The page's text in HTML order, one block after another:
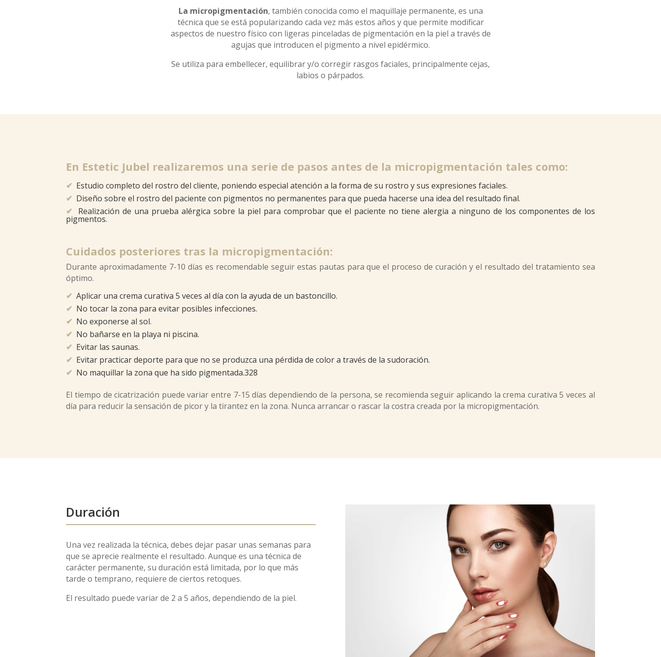
La micropigmentación, también conocida como el maquillaje permanente, es una
técnica que se está popularizando cada vez más estos años y que permite modificar
aspectos de nuestro físico con ligeras pinceladas de pigmentación en la piel a través de
agujas que introducen el pigmento a nivel epidérmico.
Se utiliza para embellecer, equilibrar y/o corregir rasgos faciales, principalmente cejas,
labios o párpados.
En Estetic Jubel realizaremos una serie de pasos antes de la micropigmentación tales como:
✔ Estudio completo del rostro del cliente, poniendo especial atención a la forma de su rostro y sus expresiones faciales.
✔ Diseño sobre el rostro del paciente con pigmentos no permanentes para que pueda hacerse una idea del resultado final.
✔
Realización de una prueba alérgica sobre la piel para comprobar que el paciente no tiene alergia a ninguno de los componentes de los
pigmentos.
Cuidados posteriores tras la micropigmentación:
Durante aproximadamente 7-10 días es recomendable seguir estas pautas para que el proceso de curación y el resultado del tratamiento sea
óptimo.
✔ Aplicar una crema curativa 5 veces al día con la ayuda de un bastoncillo.
✔ No tocar la zona para evitar posibles infecciones.
✔ No exponerse al sol.
✔ No bañarse en la playa ni piscina.
✔ Evitar las saunas.
✔ Evitar practicar deporte para que no se produzca una pérdida de color a través de la sudoración.
✔ No maquillar la zona que ha sido pigmentada.328
El tiempo de cicatrización puede variar entre 7-15 días dependiendo de la persona, se recomienda seguir aplicando la crema curativa 5 veces al
día para reducir la sensación de picor y la tirantez en la zona. Nunca arrancar o rascar la costra creada por la micropigmentación.
Duración
Una vez realizada la técnica, debes dejar pasar unas semanas para
que se aprecie realmente el resultado. Aunque es una técnica de
carácter permanente, su duración está limitada, por lo que más
tarde o temprano, requiere de ciertos retoques.
El resultado puede variar de 2 a 5 años, dependiendo de la piel.